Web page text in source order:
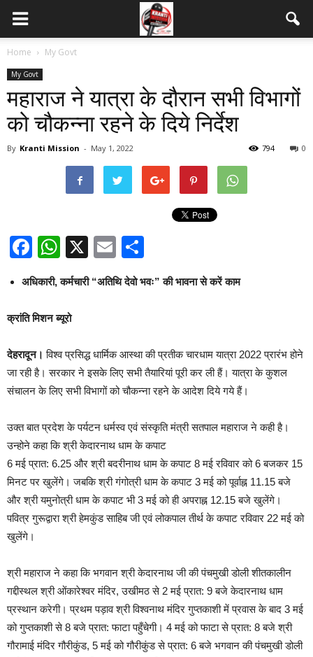
Home My Govt
My Govt
महाराज ने यात्रा के दौरान सभी विभागों
को चौकन्ना रहने के दिये निर्देश
By Kranti Mission - May 1, 2022 0
794
Facebook
WhatsApp
X Email
अधिकारी, कर्मचारी “अतिथि देवो भवः” की भावना से करें काम
क्रांति मिशन ब्यूरो
देहरादून। विश्व प्रसिद्ध धार्मिक आस्था की प्रतीक चारधाम यात्रा 2022 प्रारंभ होने
जा रही है। सरकार ने इसके लिए सभी तैयारियां पूरी कर ली हैं। यात्रा के कुशल
संचालन के लिए सभी विभागों को चौकन्ना रहने के आदेश दिये गये हैं।
उक्त बात प्रदेश के पर्यटन धर्मस्व एवं संस्कृति मंत्री सतपाल महाराज ने कही है।
उन्होने कहा कि श्री केदारनाथ धाम के कपाट
6 मई प्रात: 6.25 और श्री बदरीनाथ धाम के कपाट 8 मई रविवार को 6 बजकर 15
मिनट पर खुलेंगे। जबकि श्री गंगोत्री धाम के कपाट 3 मई को पूर्वाह्न 11.15 बजे
और श्री यमुनोत्री धाम के कपाट भी 3 मई को ही अपराह्न 12.15 बजे खुलेंगे।
पवित्र गुरूद्वारा श्री हेमकुंड साहिब जी एवं लोकपाल तीर्थ के कपाट रविवार 22 मई को
खुलेंगे।
श्री महाराज ने कहा कि भगवान श्री केदारनाथ जी की पंचमुखी डोली शीतकालीन
गद्दीस्थल श्री ओंकारेश्वर मंदिर, उखीमठ से 2 मई प्रात: 9 बजे केदारनाथ धाम
प्रस्थान करेगी। प्रथम पड़ाव श्री विश्वनाथ मंदिर गुप्तकाशी में प्रवास के बाद 3 मई
को गुप्तकाशी से 8 बजे प्रात: फाटा पहुँचेगी। 4 मई को फाटा से प्रात: 8 बजे श्री
गौरामाई मंदिर गौरीकुंड, 5 मई को गौरीकुंड से प्रात: 6 बजे भगवान की पंचमुखी डोली